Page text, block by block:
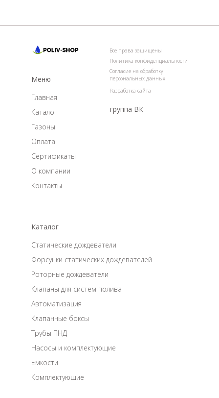
Главная
Все права защищены
Политика конфиденциальности
Разработка сайта
Согласие на обработку
персональных данных
Каталог
Газоны
Оплата
Сертификаты
О компании
Контакты
Статические дождеватели
Форсунки статических дождевателей
Роторные дождеватели
Клапаны для систем полива
Автоматизация
Клапанные боксы
Меню
Каталог
Трубы ПНД
Насосы и комплектующие
Емкости
Комплектующие
группа ВК